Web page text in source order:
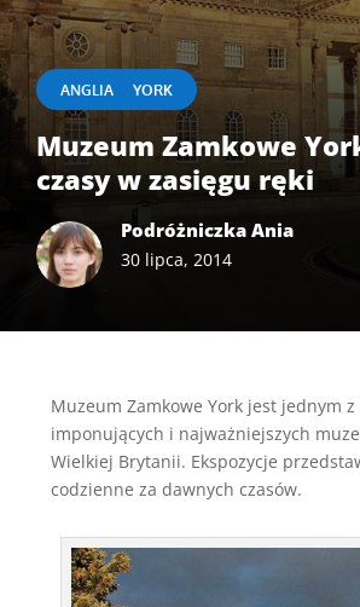
ANGLIA YORK
Muzeum Zamkowe
czasy w zasięgu ręki
Podróżniczka Ania
30 lipca, 2014
Muzeum Zamkowe York jest jednym
imponujących i najważniejszych
Wielkiej Brytanii. Ekspozycje
codzienne za dawnych czasów.